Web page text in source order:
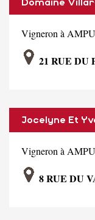
Domaine
Vigneron à
21 RUE DU
Jocelyne Et
Vigneron à
8 RUE DU